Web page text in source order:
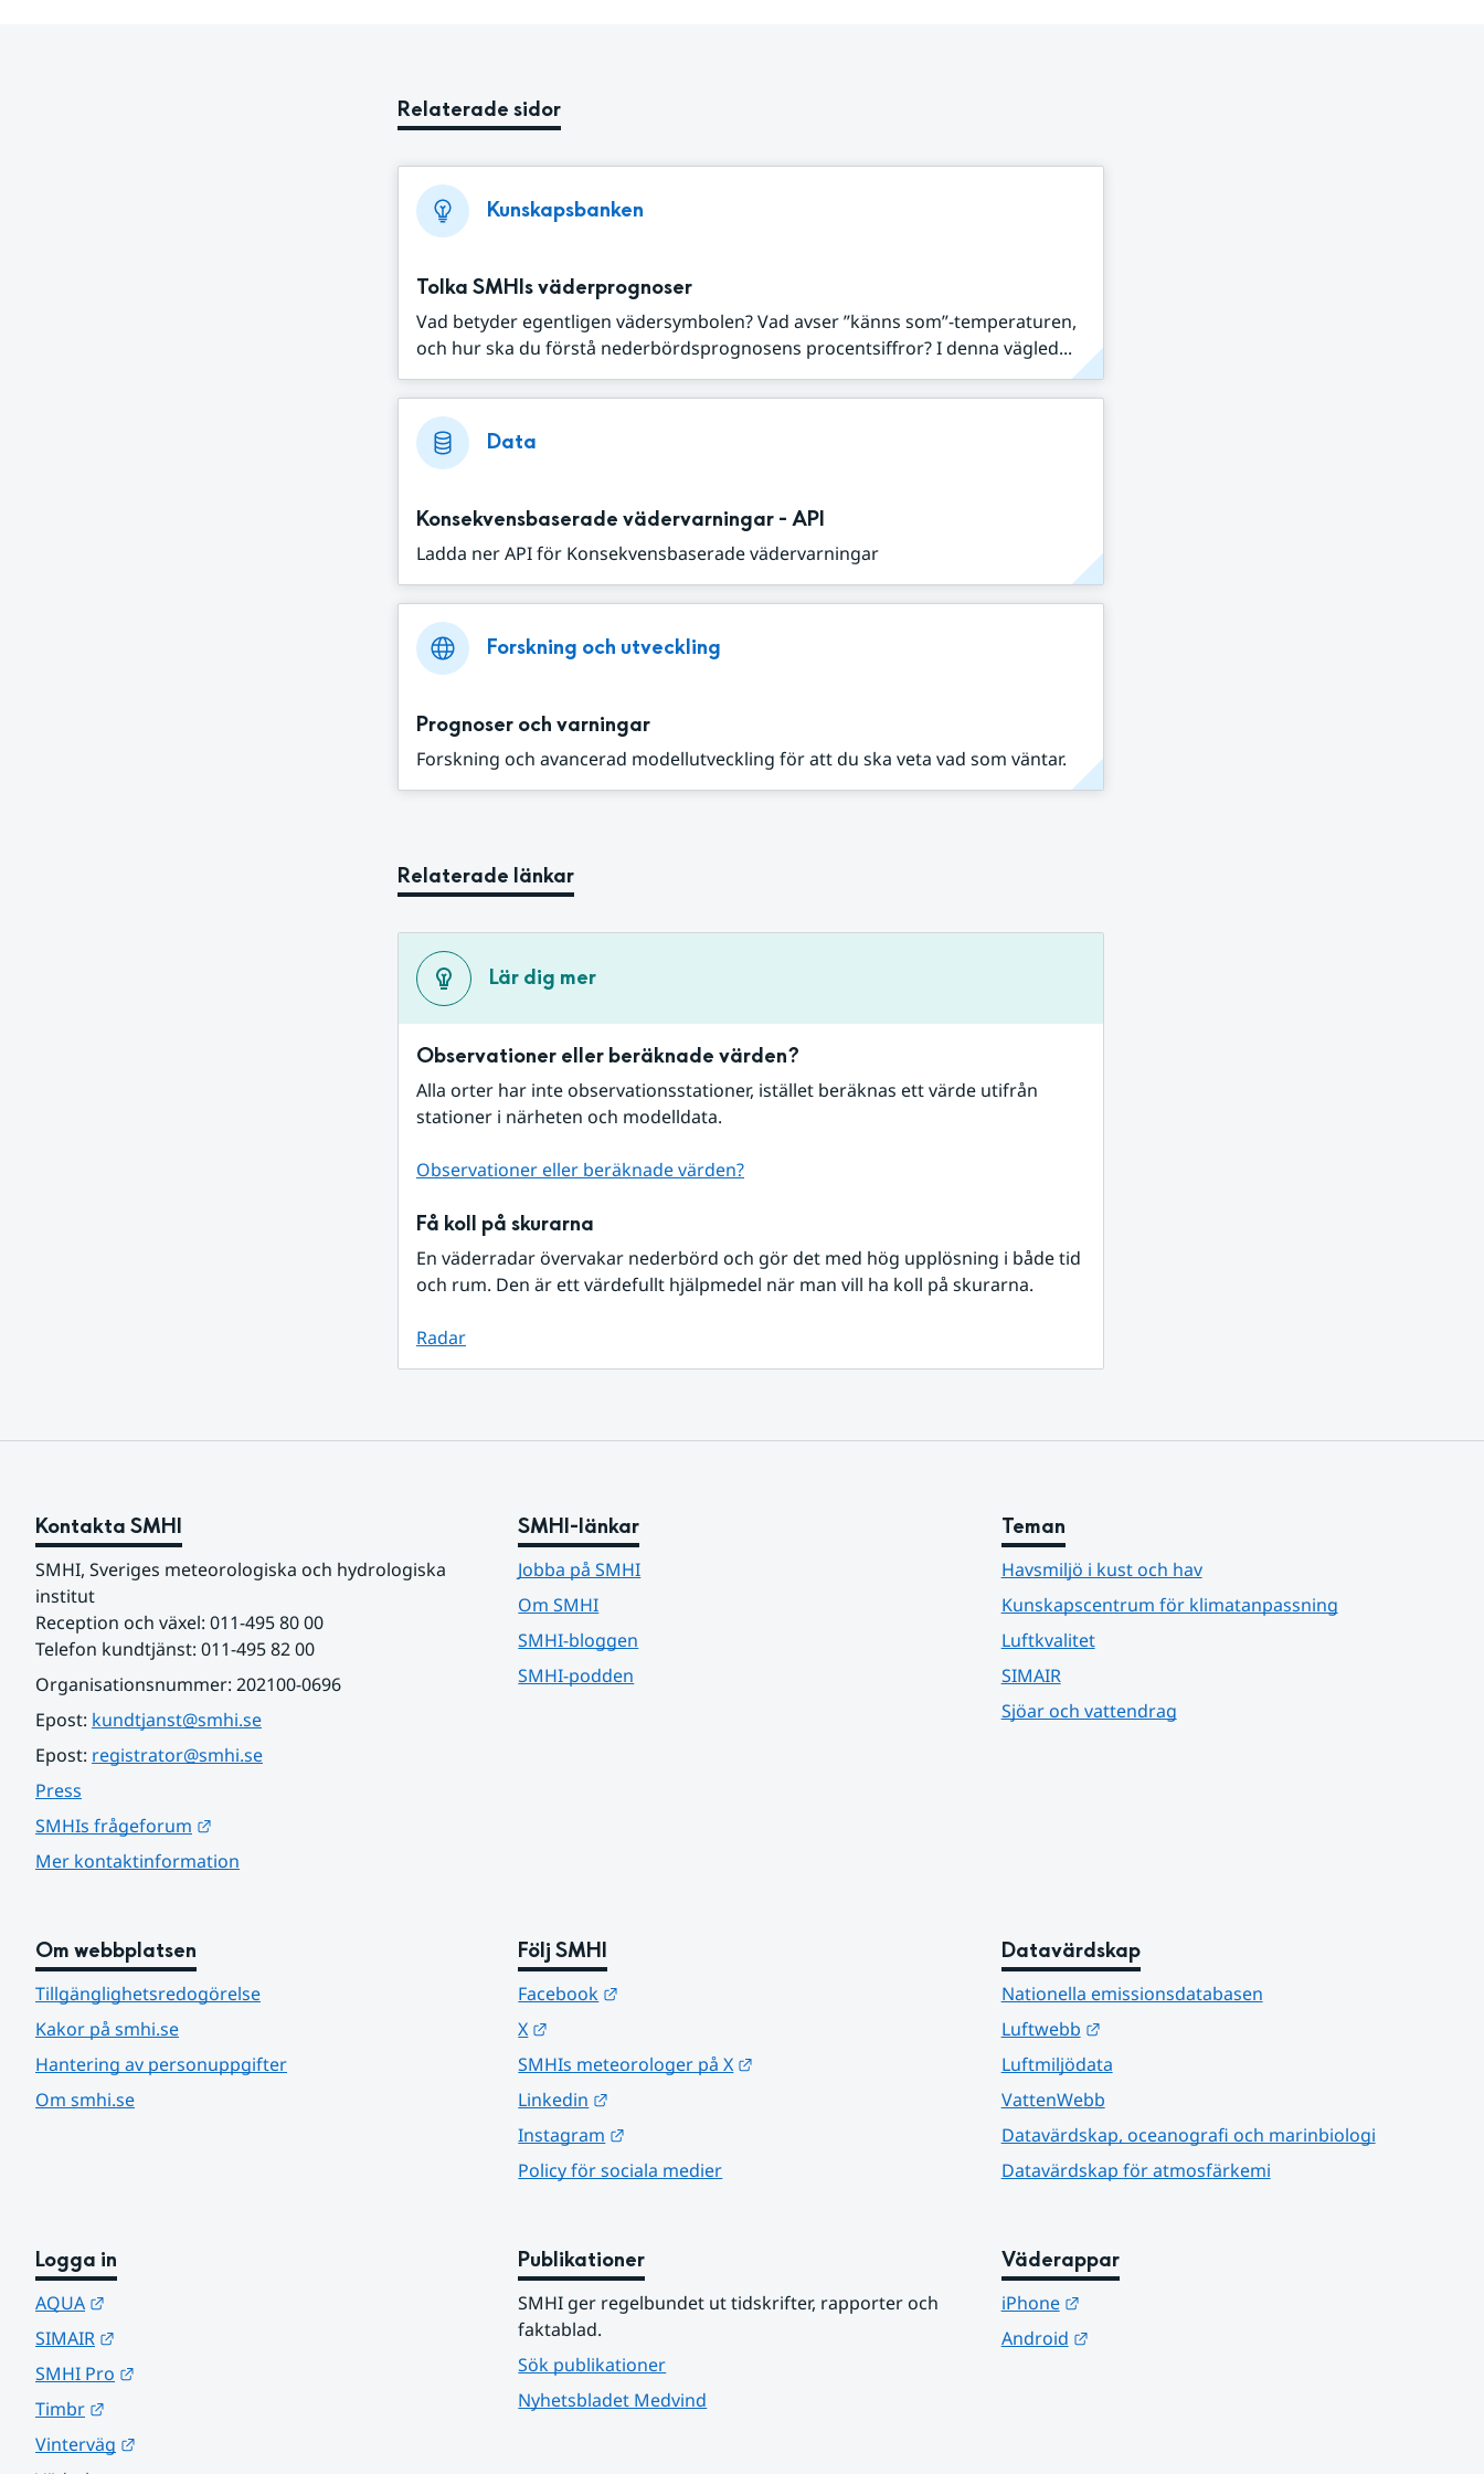
Relaterade sidor
Kunskapsbanken
Tolka SMHIs väderprognoser
Vad betyder egentligen vädersymbolen? Vad avser ”känns som”-temperaturen,
och hur ska du förstå nederbördsprognosens procentsiffror? I denna vägled...
Data
Konsekvensbaserade vädervarningar - API
Ladda ner API för Konsekvensbaserade vädervarningar
Forskning och utveckling
Prognoser och varningar
Forskning och avancerad modellutveckling för att du ska veta vad som väntar.
Relaterade länkar
Lär dig mer
Observationer eller beräknade värden?
Alla orter har inte observationsstationer, istället beräknas ett värde utifrån
stationer i närheten och modelldata.
Observationer eller beräknade värden?
Få koll på skurarna
En väderradar övervakar nederbörd och gör det med hög upplösning i både tid
och rum. Den är ett värdefullt hjälpmedel när man vill ha koll på skurarna.
Radar
Kontakta SMHI
SMHI, Sveriges meteorologiska och hydrologiska
institut
Reception och växel: 011-495 80 00
Telefon kundtjänst: 011-495 82 00
Organisationsnummer: 202100-0696
Epost: kundtjanst@smhi.se
Epost: registrator@smhi.se
Press
SMHIs frågeforum
Mer kontaktinformation
SMHI-länkar
Jobba på SMHI
Om SMHI
SMHI-bloggen
SMHI-podden
Teman
Havsmiljö i kust och hav
Kunskapscentrum för klimatanpassning
Luftkvalitet
SIMAIR
Sjöar och vattendrag
Om webbplatsen
Tillgänglighetsredogörelse
Kakor på smhi.se
Hantering av personuppgifter
Om smhi.se
Följ SMHI
Facebook
X
SMHIs meteorologer på X
Linkedin
Instagram
Policy för sociala medier
Datavärdskap
Nationella emissionsdatabasen
Luftwebb
Länk till annan webbplats.
Luftmiljödata
VattenWebb
Datavärdskap, oceanografi och marinbiologi
Datavärdskap för atmosfärkemi
Logga in
AQUA
SIMAIR
SMHI Pro
Timbr
Vinterväg
Publikationer
SMHI ger regelbundet ut tidskrifter, rapporter och
faktablad.
Sök publikationer
Nyhetsbladet Medvind
Väderappar
iPhone
Länk till annan webbplats.
Android
Länk till annan webbplats.